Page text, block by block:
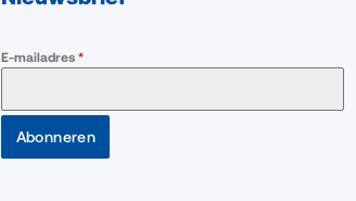
E-mailadres*
Abonneren